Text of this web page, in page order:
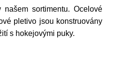
sortimentu. Ocelové
pletivo jsou konstruovány
s hokejovými puky.